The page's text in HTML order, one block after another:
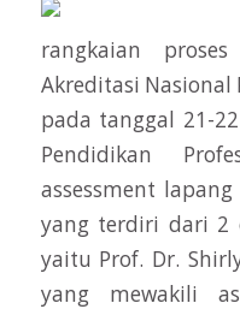
rangkaian
Akreditasi Nasional
pada tanggal 21-
Pendidikan
assessment
yang terdiri dari 2
yaitu Prof. Dr.
yang mewakili